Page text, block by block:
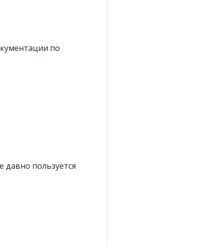
по
пользуется